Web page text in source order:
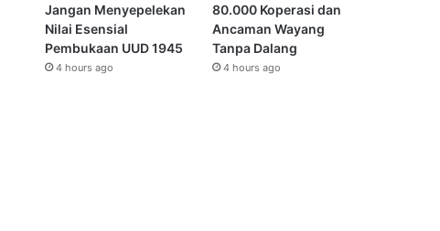
Jangan Menyepelekan
Nilai Esensial
Pembukaan UUD 1945
4 hours ago
80.000 Koperasi dan
Ancaman Wayang
Tanpa Dalang
4 hours ago